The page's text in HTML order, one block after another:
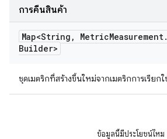
การคืนสินค้า
Map<String , MetricMeasurement.
Builder>
ชุดเมตริกที่สร้างขึ้นใหม่จากเมตริกการเรียกใ
ข้อมูลนี้มีประโยชน์ไหม